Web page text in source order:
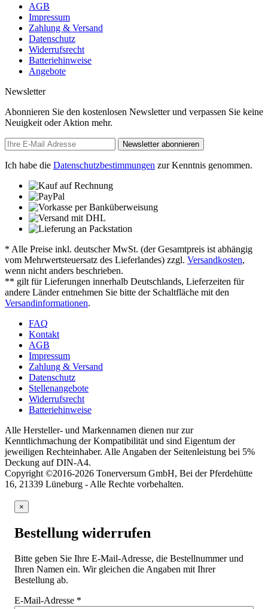
AGB
Impressum
Zahlung & Versand
Datenschutz
Widerrufsrecht
Batteriehinweise
Angebote
Newsletter
Abonnieren Sie den kostenlosen Newsletter und verpassen Sie keine
Neuigkeit oder Aktion mehr.
Newsletter abonnieren
Ich habe die Datenschutzbestimmungen zur Kenntnis genommen.
* Alle Preise inkl. deutscher MwSt. (der Gesamtpreis ist abhängig
vom Mehrwertsteuersatz des Lieferlandes) zzgl. Versandkosten,
wenn nicht anders beschrieben.
** gilt für Lieferungen innerhalb Deutschlands, Lieferzeiten für
andere Länder entnehmen Sie bitte der Schaltfläche mit den
Versandinformationen.
FAQ
Kontakt
AGB
Impressum
Zahlung & Versand
Datenschutz
Stellenangebote
Widerrufsrecht
Batteriehinweise
Alle Hersteller- und Markennamen dienen nur zur
Kenntlichmachung der Kompatibilität und sind Eigentum der
jeweiligen Rechteinhaber. Alle Angaben der Seitenleistung bei 5%
Deckung auf DIN-A4.
Copyright ©2016-2026 Tonerversum GmbH, Bei der Pferdehütte
16, 21339 Lüneburg - Alle Rechte vorbehalten.
×
Bestellung widerrufen
Bitte geben Sie Ihre E-Mail-Adresse, die Bestellnummer und
Ihren Namen ein. Wir gleichen die Angaben mit Ihrer
Bestellung ab.
E-Mail-Adresse *